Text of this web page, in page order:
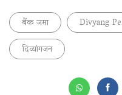
बैंक जमा Divyang
दिव्यांगजन